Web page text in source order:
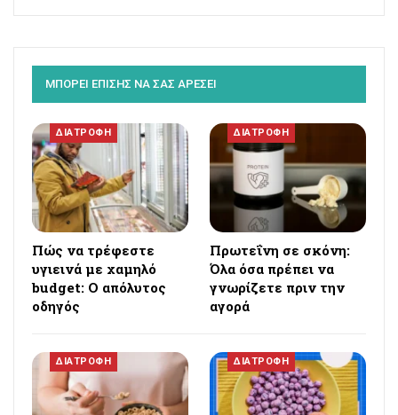
ΜΠΟΡΕΙ ΕΠΙΣΗΣ ΝΑ ΣΑΣ ΑΡΕΣΕΙ
ΔΙΑΤΡΟΦΗ
Πώς να τρέφεστε
υγιεινά με χαμηλό
budget: Ο απόλυτος
οδηγός
ΔΙΑΤΡΟΦΗ
Πρωτεΐνη σε σκόνη:
Όλα όσα πρέπει να
γνωρίζετε πριν την
αγορά
ΔΙΑΤΡΟΦΗ ΔΙΑΤΡΟΦΗ